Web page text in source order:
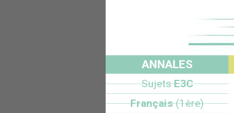
ANNALES
SujetsE3C
Français(1ère)